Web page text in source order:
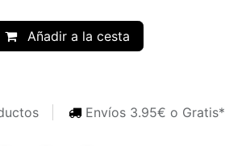
Añadir a la cesta
Envíos 3.95€ o Gratis*